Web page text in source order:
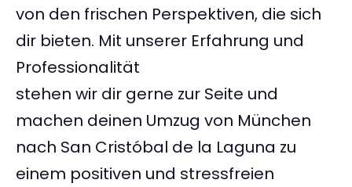
von den frischen Perspektiven, die sich
dir bieten. Mit unserer Erfahrung und
Professionalität
stehen wir dir gerne zur Seite und
machen deinen Umzug von München
nach San Cristóbal de la Laguna zu
einem positiven und stressfreien